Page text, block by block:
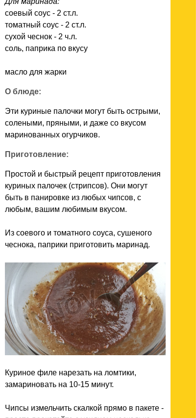
соевый соус - 2 ст.л.
томатный соус - 2 ст.л.
сухой чеснок - 2 ч.л.
соль, паприка по вкусу
масло для жарки
О блюде:
Эти куриные палочки могут быть острыми,
солеными, пряными, и даже со вкусом
маринованных огурчиков.
Приготовление:
Простой и быстрый рецепт приготовления
куриных палочек (стрипсов). Они могут
быть в панировке из любых чипсов, с
любым, вашим любимым вкусом.
Из соевого и томатного соуса, сушеного
чеснока, паприки приготовить маринад.
Куриное филе нарезать на ломтики,
замариновать на 10-15 минут.
Чипсы измельчить скалкой прямо в пакете -